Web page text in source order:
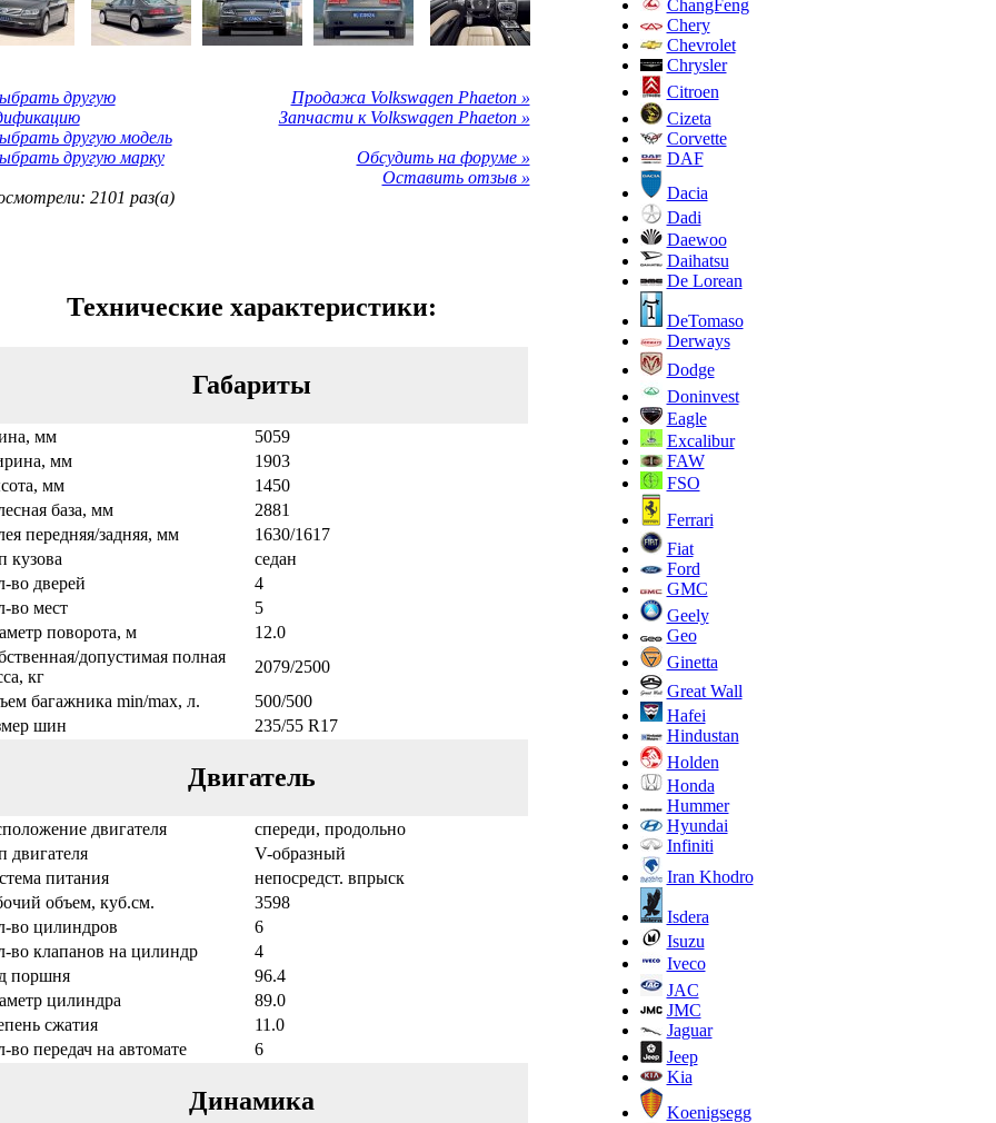
другую
другую модель
другую марку
2101 раз(а)
Продажа Volkswagen Phaeton »
Запчасти к Volkswagen Phaeton »
Обсудить на форуме »
Оставить отзыв »
Технические характеристики:
Габариты
мм
5059
мм
1903
мм
1450
база, мм
2881
передняя/задняя, мм
1630/1617
кузова
седан
во дверей
4
во мест
5
поворота, м
12.0
допустимая полная
кг
2079/2500
багажника min/max, л.
500/500
шин
235/55 R17
Двигатель
двигателя
спереди, продольно
двигателя
V-образный
питания
непосредст. впрыск
объем, куб.см.
3598
во цилиндров
6
во клапанов на цилиндр
4
поршня
96.4
цилиндра
89.0
сжатия
11.0
во передач на автомате
6
Динамика
ChangFeng
Chery
Chevrolet
Chrysler
Citroen
Cizeta
Corvette
DAF
Dacia
Dadi
Daewoo
Daihatsu
De Lorean
DeTomaso
Derways
Dodge
Doninvest
Eagle
Excalibur
FAW
FSO
Ferrari
Fiat
Ford
GMC
Geely
Geo
Ginetta
Great Wall
Hafei
Hindustan
Holden
Honda
Hummer
Hyundai
Infiniti
Iran Khodro
Isdera
Isuzu
Iveco
JAC
JMC
Jaguar
Jeep
Kia
Koenigsegg